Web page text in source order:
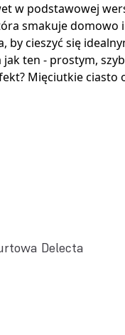
w podstawowej
smakuje domowo
by cieszyć się
ten - prostym,
Mięciutkie
Delecta